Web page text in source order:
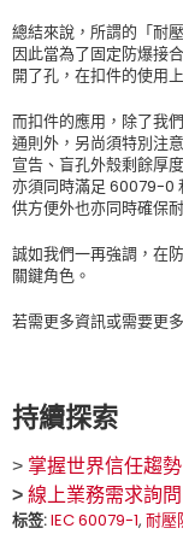
總結來說，所謂的「耐
因此當為了固定防爆接
開了孔，在扣件的使用
而扣件的應用，除了我
通則外，另尚須特別注
宣告、盲孔外殼剩餘厚
亦須同時滿足 60079-0
供方便外也亦同時確保
誠如我們一再強調，在
關鍵角色。
若需更多資訊或需要更
持續探索
> 掌握世界信任趨勢
> 線上業務需求詢問
标签:IEC 60079-1, 耐壓